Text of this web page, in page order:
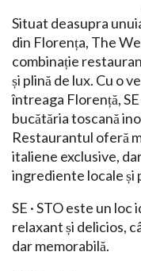
Situat deasupra
din Florența, The
combinație
și plină de lux. Cu o
întreaga Florență,
bucătăria toscană
Restaurantul oferă
italiene exclusive,
ingrediente locale și
SE · STO este un
relaxant și delicios,
dar memorabilă.